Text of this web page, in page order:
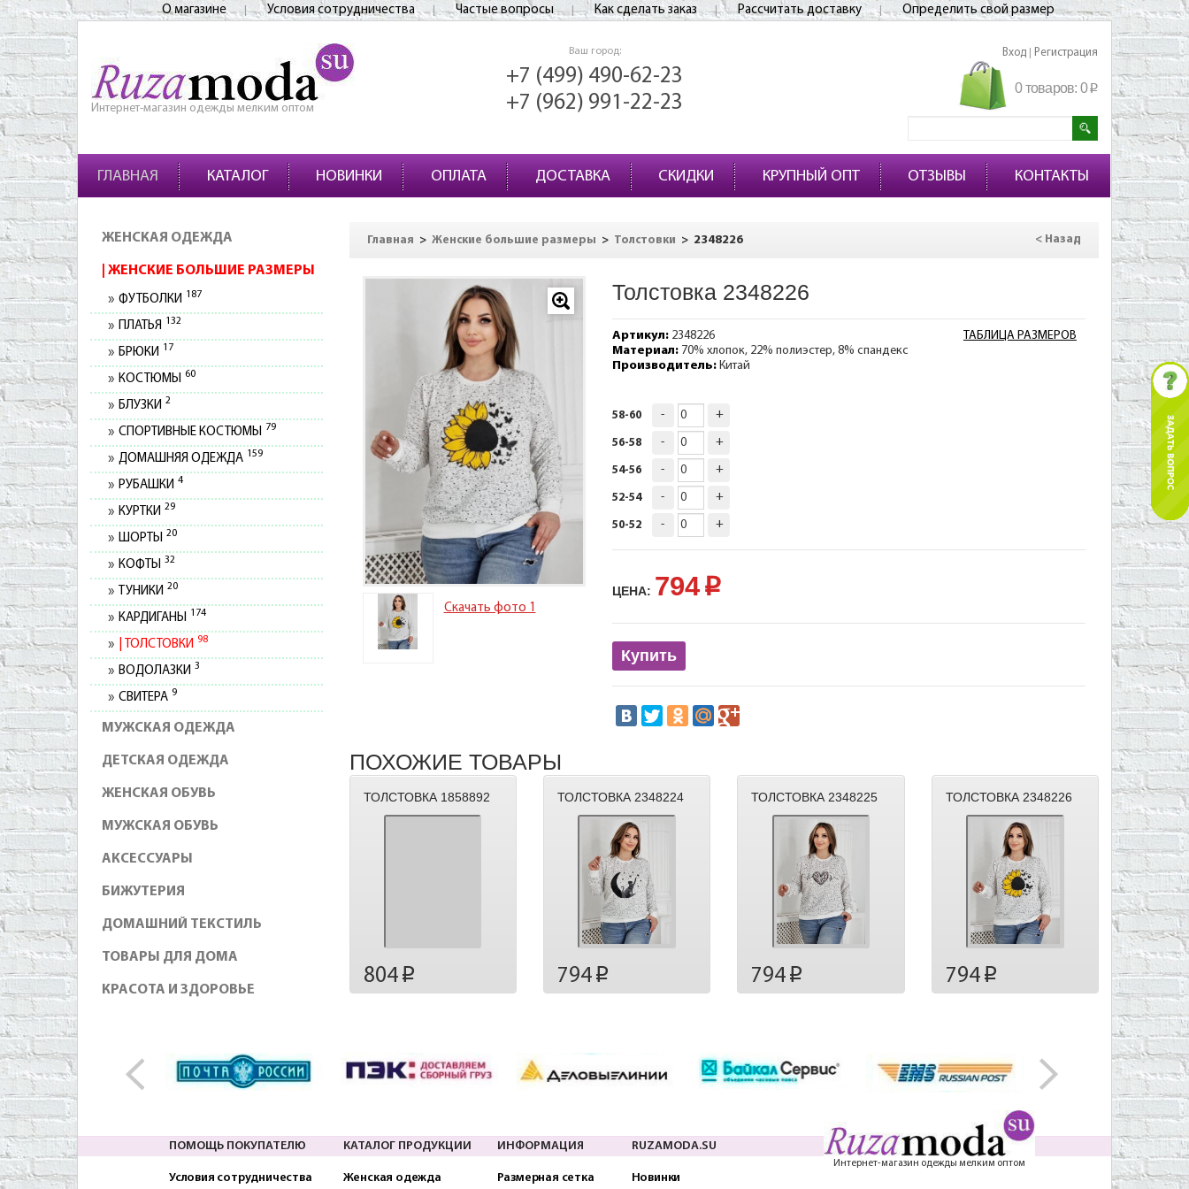
О магазине Условия сотрудничества Частые вопросы Как сделать заказ Рассчитать доставку Определить свой размер
Интернет-магазин одежды мелким оптом
Ваш город:
+7 (499) 490-62-23
+7 (962) 991-22-23
Вход Регистрация
0 товаров: 0p
ГЛАВНАЯ КАТАЛОГ НОВИНКИ ОПЛАТА ДОСТАВКА СКИДКИ КРУПНЫЙ ОПТ ОТЗЫВЫ КОНТАКТЫ
ЖЕНСКАЯ ОДЕЖДА
ЖЕНСКИЕ БОЛЬШИЕ РАЗМЕРЫ
ФУТБОЛКИ 187
ПЛАТЬЯ 132
БРЮКИ 17
КОСТЮМЫ 60
БЛУЗКИ 2
СПОРТИВНЫЕ КОСТЮМЫ 79
ДОМАШНЯЯ ОДЕЖДА 159
РУБАШКИ 4
КУРТКИ 29
ШОРТЫ 20
КОФТЫ 32
ТУНИКИ 20
КАРДИГАНЫ 174
ТОЛСТОВКИ 98
ВОДОЛАЗКИ 3
СВИТЕРА 9
МУЖСКАЯ ОДЕЖДА
ДЕТСКАЯ ОДЕЖДА
ЖЕНСКАЯ ОБУВЬ
МУЖСКАЯ ОБУВЬ
АКСЕССУАРЫ
БИЖУТЕРИЯ
ДОМАШНИЙ ТЕКСТИЛЬ
ТОВАРЫ ДЛЯ ДОМА
КРАСОТА И ЗДОРОВЬЕ
Главная > Женские большие размеры > Толстовки > 2348226 < Назад
Скачать фото 1
Толстовка 2348226
ТАБЛИЦА РАЗМЕРОВ
Артикул:2348226
Материал:70% хлопок, 22% полиэстер, 8% спандекс
Производитель:Китай
58-60 - +
56-58 - +
54-56 - +
52-54 - +
50-52 - +
ЦЕНА: 794p
Купить
ПОХОЖИЕ ТОВАРЫ
ТОЛСТОВКА 1858892
804p
ТОЛСТОВКА 2348224
794p
ТОЛСТОВКА 2348225
794 p
ТОЛСТОВКА 2348226
794p
ПОМОЩЬ ПОКУПАТЕЛЮ
Условия сотрудничества
КАТАЛОГ ПРОДУКЦИИ
Женская одежда
ИНФОРМАЦИЯ
Размерная сетка
RUZAMODA.SU
Новинки
Интернет-магазин одежды мелким оптом